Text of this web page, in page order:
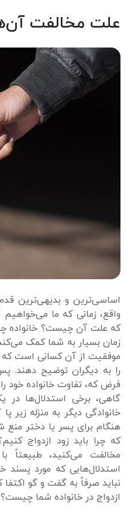
علت مخالفت
اساسی‌ترین و بدیهی‌ترین
واقع، زمانی که ما می‌خواهیم
که علت آن چیست؟ خانواده
زمان بسیار به شما کمک
موفقیت از آن کسانی است که
را به دیگران توضیح دهند.
فرض که، تفاوت خانواده خود را
گاهی، برخی استدلال‌ها در
خانوادگی دیگر به منزله زیر
هنگام برای پسر یا دختر
که چرا باید زود ازدواج
مخالفت می‌کنید، طبیعتاً
استدلال‌هایی که مورد پسند
نباید صرفاً به گفت و گو
ازدواج در خانواده شما چیست؟